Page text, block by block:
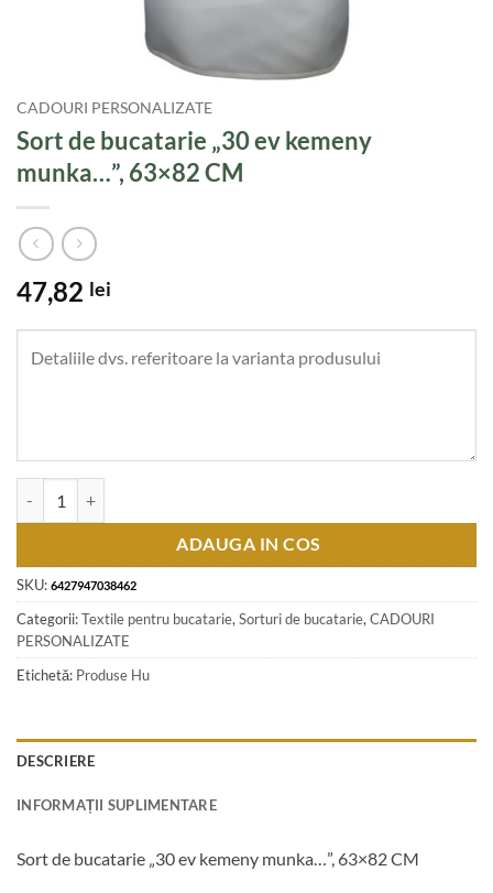
CADOURI PERSONALIZATE
Sort de bucatarie „30 ev kemeny
munka…”, 63×82 CM
47,82 lei
ADAUGA IN COS
SKU: 6427947038462
Categorii:Textile pentru bucatarie, Sorturi de bucatarie, CADOURI
PERSONALIZATE
Etichetă: Produse Hu
DESCRIERE
INFORMAȚII SUPLIMENTARE
Sort de bucatarie „30 ev kemeny munka…”, 63×82 CM